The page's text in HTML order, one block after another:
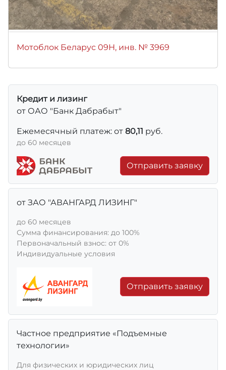
Мотоблок Беларус 09Н, инв. № 3969
Кредит и лизинг
от ОАО "Банк Дабрабыт"
Ежемесячный платеж: от 80,11 руб.
до 60 месяцев
Отправить заявку
от ЗАО "АВАНГАРД ЛИЗИНГ"
до 60 месяцев
Сумма финансирования: до 100%
Первоначальный взнос: от 0%
Индивидуальные условия
Отправить заявку
Частное предприятие «Подъемные
технологии»
Для физических и юридических лиц